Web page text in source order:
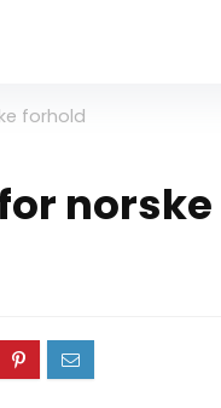
forhold